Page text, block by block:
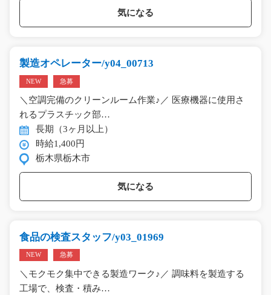
気になる
製造オペレーター/y04_00713
NEW 急募
＼空調完備のクリーンルーム作業♪／ 医療機器に使用さ
れるプラスチック部…
長期（3ヶ月以上）
時給1,400円
栃木県栃木市
気になる
食品の検査スタッフ/y03_01969
NEW 急募
＼モクモク集中できる製造ワーク♪／ 調味料を製造する
工場で、検査・積み…